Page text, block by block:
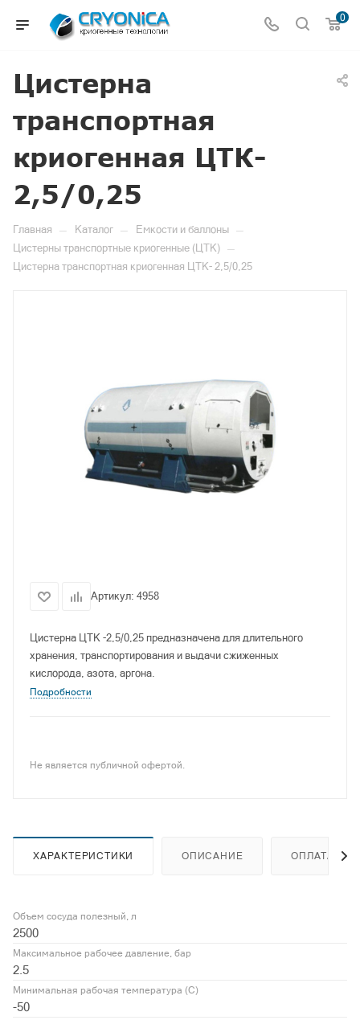
0
Цистерна
транспортная
криогенная ЦТК-
2,5/0,25
Главная — Каталог — Емкости и баллоны —
Цистерны транспортные криогенные (ЦТК) —
Цистерна транспортная криогенная ЦТК- 2,5/0,25
Артикул: 4958
Цистерна ЦТК -2,5/0,25 предназначена для длительного
хранения, транспортирования и выдачи сжиженных
кислорода, азота, аргона.
Подробности
Не является публичной офертой.
ХАРАКТЕРИСТИКИ ОПИСАНИЕ ОПЛАТА
Объем сосуда полезный, л
2500
Максимальное рабочее давление, бар
2.5
Минимальная рабочая температура (С)
-50